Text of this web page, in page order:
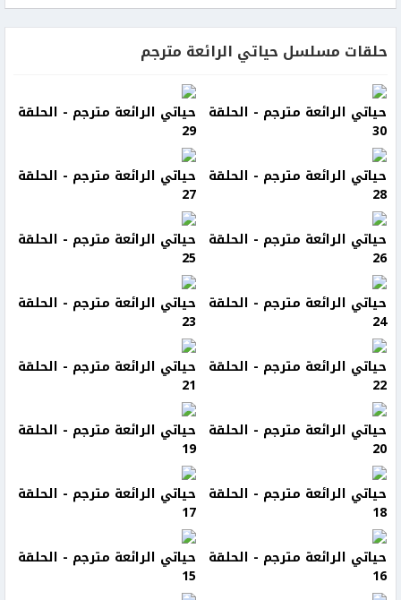
حلقات مسلسل حياتي الرائعة مترجم
حياتي الرائعة مترجم - الحلقة
30
حياتي الرائعة مترجم - الحلقة
29
حياتي الرائعة مترجم - الحلقة
28
حياتي الرائعة مترجم - الحلقة
27
حياتي الرائعة مترجم - الحلقة
26
حياتي الرائعة مترجم - الحلقة
25
حياتي الرائعة مترجم - الحلقة
24
حياتي الرائعة مترجم - الحلقة
23
حياتي الرائعة مترجم - الحلقة
22
حياتي الرائعة مترجم - الحلقة
21
حياتي الرائعة مترجم - الحلقة
20
حياتي الرائعة مترجم - الحلقة
19
حياتي الرائعة مترجم - الحلقة
18
حياتي الرائعة مترجم - الحلقة
17
حياتي الرائعة مترجم - الحلقة
16
حياتي الرائعة مترجم - الحلقة
15